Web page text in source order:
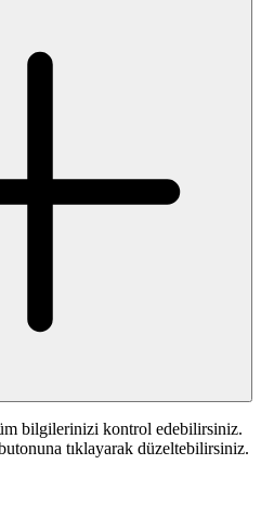
bilgilerinizi kontrol edebilirsiniz.
tıklayarak düzeltebilirsiniz.